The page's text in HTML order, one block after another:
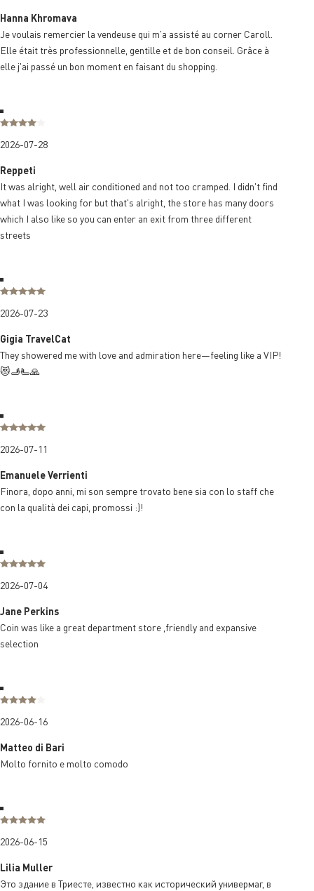
Hanna Khromava
Je voulais remercier la vendeuse qui m'a assisté au corner Caroll.
Elle était très professionnelle, gentille et de bon conseil. Grâce à
elle j'ai passé un bon moment en faisant du shopping.
2026-07-28
Reppeti
It was alright, well air conditioned and not too cramped. I didn't find
what I was looking for but that's alright, the store has many doors
which I also like so you can enter an exit from three different
streets
2026-07-23
Gigia TravelCat
They showered me with love and admiration here—feeling like a VIP!
😻🫸🫷🙏
2026-07-11
Emanuele Verrienti
Finora, dopo anni, mi son sempre trovato bene sia con lo staff che
con la qualità dei capi, promossi :)!
2026-07-04
Jane Perkins
Coin was like a great department store ,friendly and expansive
selection
2026-06-16
Matteo di Bari
Molto fornito e molto comodo
2026-06-15
Lilia Muller
Это здание в Триесте, известно как исторический универмаг, в